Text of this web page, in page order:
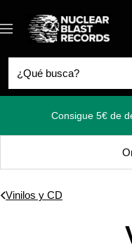
al
contenido
Navigación
Nuclear
Blast
Consigue 5€ de
Vinilos y CD